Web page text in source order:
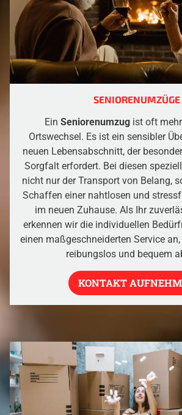
SENIORENUMZÜGE
Ein Seniorenumzug ist oft
Ortswechsel. Es ist ein sensibler
neuen Lebensabschnitt, der
Sorgfalt erfordert. Bei diesen
nicht nur der Transport von Belang,
Schaffen einer nahtlosen und
im neuen Zuhause. Als Ihr
erkennen wir die individuellen
einen maßgeschneiderten Service
reibungslos und bequem
KONTAKT